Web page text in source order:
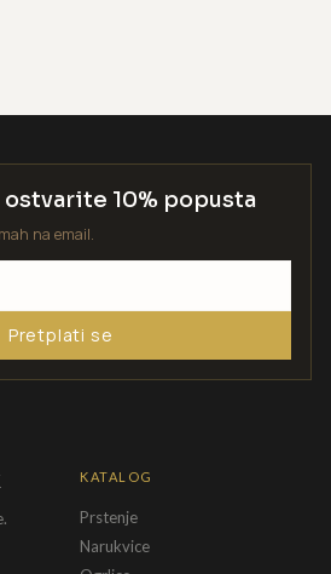
10% popusta
na email.
Pretplati se
KATALOG
Prstenje
Narukvice